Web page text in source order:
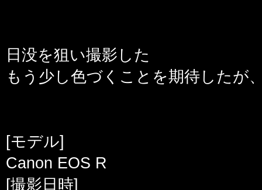
日没を狙い撮影した
もう少し色づくことを期待したが
[モデル]
Canon EOS R
[撮影日時]